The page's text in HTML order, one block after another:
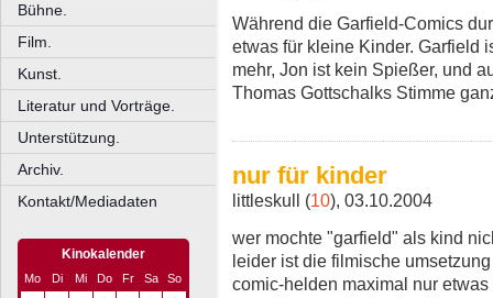
Bühne.
Film.
Kunst.
Literatur und Vorträge.
Unterstützung.
Archiv.
Kontakt/Mediadaten
Kinokalender
Mo Di Mi Do Fr Sa
So
Während die Garfield-Comics
etwas für kleine Kinder. Garfield
mehr, Jon ist kein Spießer, und
Thomas Gottschalks Stimme
nur für kinder
littleskull (10), 03.10.2004
wer mochte "garfield" als kind
leider ist die filmische
comic-helden maximal nur etwas